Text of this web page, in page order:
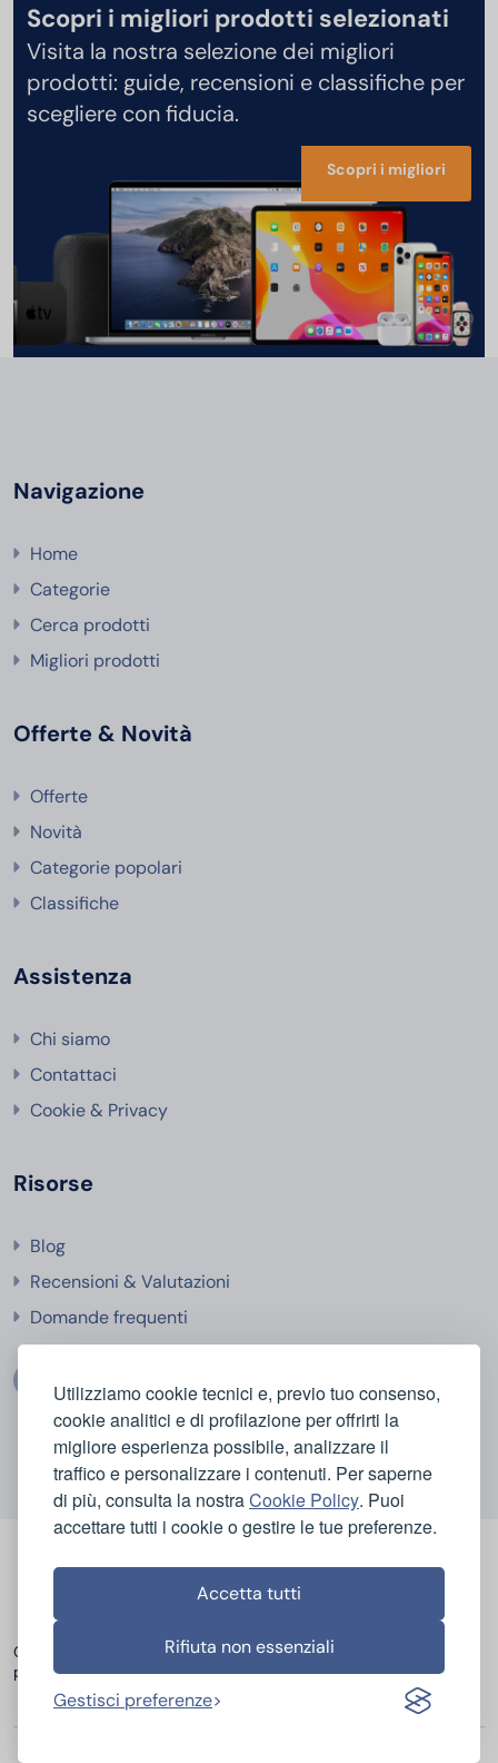
Utilizziamo cookie tecnici e, previo tuo consenso,
cookie analitici e di profilazione per offrirti la
migliore esperienza possibile, analizzare il
traffico e personalizzare i contenuti. Per saperne
di più, consulta la nostraCookie Policy. Puoi
accettare tutti i cookie o gestire le tue preferenze.
Accetta tutti
Rifiuta non essenziali
Gestisci preferenze
Scopri i migliori prodotti selezionati
Visita la nostra selezione dei migliori
prodotti: guide, recensioni e classifiche per
scegliere con fiducia.
Scopri i migliori
Navigazione
Home
Categorie
Cerca prodotti
Migliori prodotti
Offerte & Novità
Offerte
Novità
Categorie popolari
Classifiche
Assistenza
Chi siamo
Contattaci
Cookie & Privacy
Risorse
Blog
Recensioni & Valutazioni
Domande frequenti
Categorie
popolari
Casa e Igiene
Bellezza e Cura del Corpo
Elettrodomestici
Sport e Tempo Libero
Elettronica